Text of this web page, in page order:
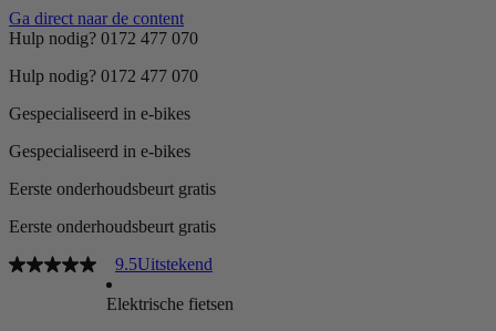
Ga direct naar de content
Hulp nodig? 0172 477 070
Hulp nodig? 0172 477 070
Gespecialiseerd in e-bikes
Gespecialiseerd in e-bikes
Eerste onderhoudsbeurt gratis
Eerste onderhoudsbeurt gratis
9.5Uitstekend
Elektrische fietsen